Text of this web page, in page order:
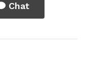
Chat